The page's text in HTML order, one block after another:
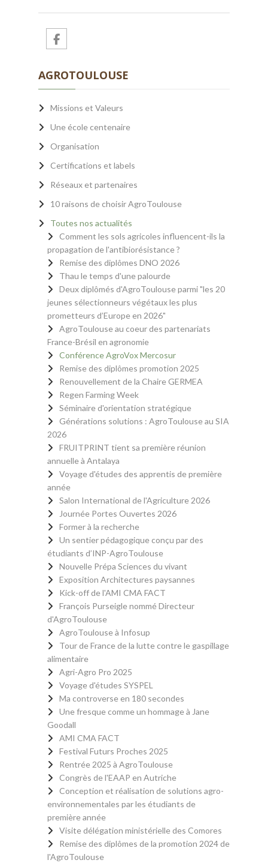
AGROTOULOUSE
Missions et Valeurs
Une école centenaire
Organisation
Certifications et labels
Réseaux et partenaires
10 raisons de choisir AgroToulouse
Toutes nos actualités
Comment les sols agricoles influencent-ils la
propagation de l'antibiorésistance ?
Remise des diplômes DNO 2026
Thau le temps d'une palourde
Deux diplômés d'AgroToulouse parmi "les 20
jeunes sélectionneurs végétaux les plus
prometteurs d’Europe en 2026"
AgroToulouse au coeur des partenariats
France-Brésil en agronomie
Conférence AgroVox Mercosur
Remise des diplômes promotion 2025
Renouvellement de la Chaire GERMEA
Regen Farming Week
Séminaire d'orientation stratégique
Générations solutions : AgroToulouse au SIA
2026
FRUITPRINT tient sa première réunion
annuelle à Antalaya
Voyage d'études des apprentis de première
année
Salon International de l'Agriculture 2026
Journée Portes Ouvertes 2026
Former à la recherche
Un sentier pédagogique conçu par des
étudiants d’INP-AgroToulouse
Nouvelle Prépa Sciences du vivant
Exposition Architectures paysannes
Kick-off de l'AMI CMA FACT
François Purseigle nommé Directeur
d'AgroToulouse
AgroToulouse à Infosup
Tour de France de la lutte contre le gaspillage
alimentaire
Agri-Agro Pro 2025
Voyage d'études SYSPEL
Ma controverse en 180 secondes
Une fresque comme un hommage à Jane
Goodall
AMI CMA FACT
Festival Futurs Proches 2025
Rentrée 2025 à AgroToulouse
Congrès de l'EAAP en Autriche
Conception et réalisation de solutions agro-
environnementales par les étudiants de
première année
Visite délégation ministérielle des Comores
Remise des diplômes de la promotion 2024 de
l'AgroToulouse